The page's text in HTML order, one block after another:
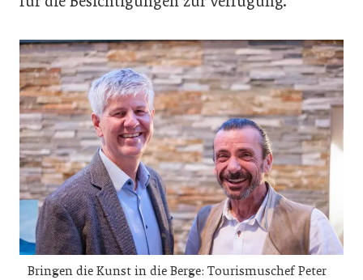
Bringen die Kunst in die Berge: Tourismuschef Peter